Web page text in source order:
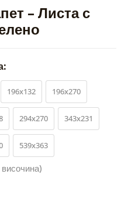
– Листа с
196x132 196x270
294x270 343x231
539x363